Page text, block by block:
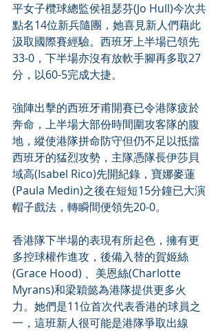
平女子欖球總監侯祖瑟芬(Jo Hull)今次共
點名14位新兵隨團，她喜見新人們藉此
汲取國際賽經驗。西班牙上半場已領先
33-0，下半場亦沒有放軟手腳再多取27
分，以60-5完成大捷。
強陣出擊的西班牙甫開賽已令港隊疲於
奔命，上半場大部份時間圍攻客隊的腹
地，縱使港隊拼命防守但仍不足以抵擋
西班牙的猛烈攻勢，主隊憑隊長伊莎貝
域高(Isabel Rico)先開紀錄，寶娜麥蓮
(Paula Medin)之後在短短15分鐘已大演
帽子戲法，轉瞬間便領先20-0。
香港隊下半場的表現有所起色，擁有更
多控球權作進攻，後備入替的賀姬絲
(Grace Hood) 、美恩絲(Charlotte
Myrans)和梁穎懿為港隊提供更多火
力。她們是11位首次代表香港的球員之
一，這班新人很可能是港隊爭取出線